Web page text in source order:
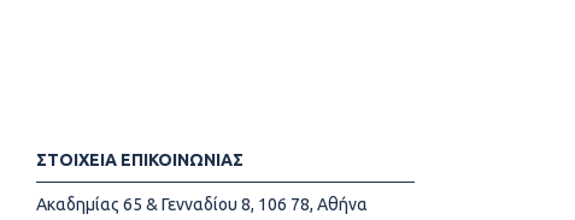
ΣΤΟΙΧΕΙΑ ΕΠΙΚΟΙΝΩΝΙΑΣ
Ακαδημίας 65 & Γενναδίου 8, 106 78, Αθήνα